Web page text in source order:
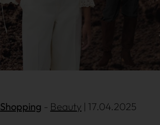
Shopping Beauty | 17.04.2025